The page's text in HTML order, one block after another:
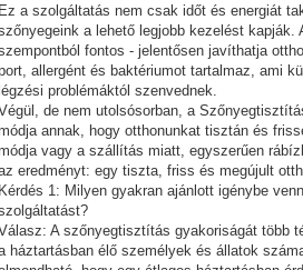
Ez a szolgáltatás nem csak időt és energiát
a lehető legjobb kezelést
fontos - jelentősen javíthatja
allergént és baktériumot tartalmaz, ami
légzési problémáktól szenvednek.
de nem utolsósorban, a
annak, hogy otthonunkat tisztán és
vagy a szállítás miatt, egyszerűen
eredményt: egy tiszta, friss és megújult
Kérdés 1: Milyen gyakran ajánlott igénybe
A szőnyegtisztítás gyakoriságát több
háztartásban élő személyek és állatok